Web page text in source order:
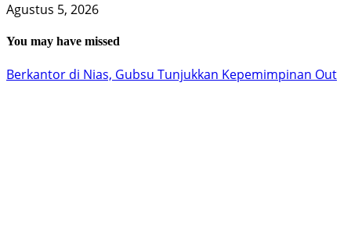
Agustus 5, 2026
You may have missed
Berkantor di Nias, Gubsu Tunjukkan Kepemimpinan Out